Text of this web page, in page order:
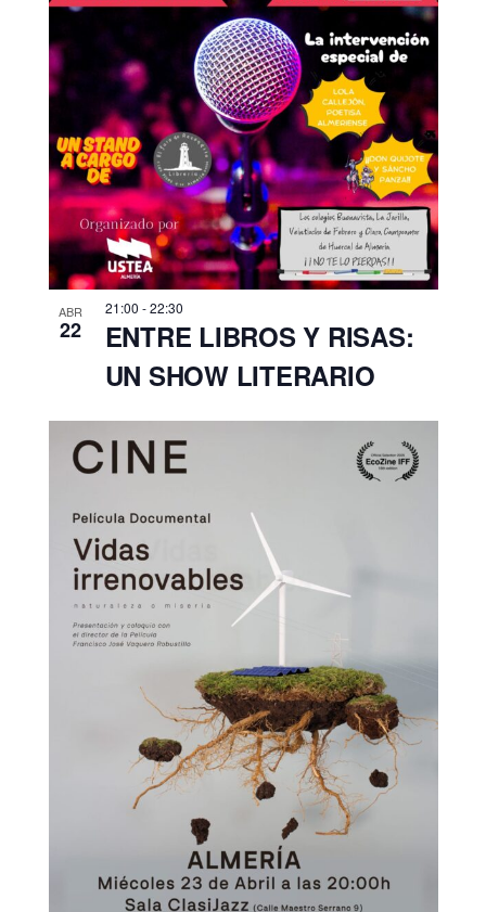
ABR
22
21:00 -22:30
ENTRE LIBROS Y RISAS:
UN SHOW LITERARIO